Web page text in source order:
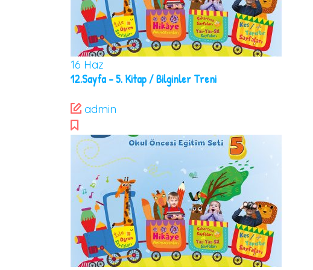
16 Haz
12.Sayfa – 5. Kitap / Bilginler Treni
admin